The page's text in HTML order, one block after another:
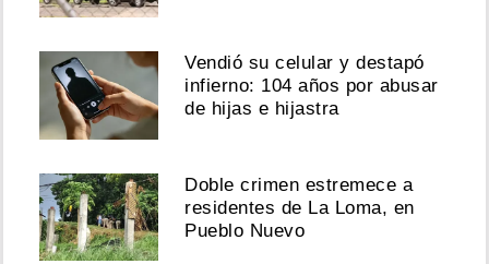
Vendió su celular y destapó
infierno: 104 años por abusar
de hijas e hijastra
Doble crimen estremece a
residentes de La Loma, en
Pueblo Nuevo